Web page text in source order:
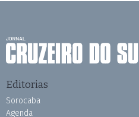
Editorias
Sorocaba
Agenda